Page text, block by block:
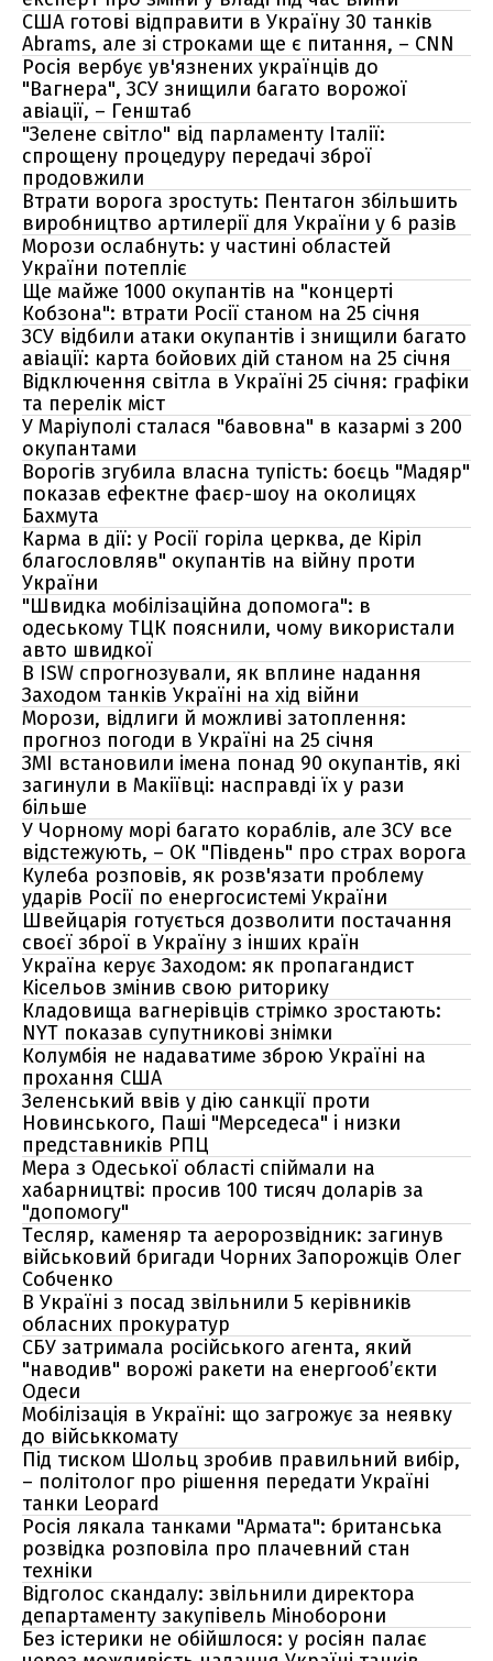
США готові відправити в Україну 30 танків
Abrams, але зі строками ще є питання, – CNN
Росія вербує ув'язнених українців до
"Вагнера", ЗСУ знищили багато ворожої
авіації, – Генштаб
"Зелене світло" від парламенту Італії:
спрощену процедуру передачі зброї
продовжили
Втрати ворога зростуть: Пентагон збільшить
виробництво артилерії для України у 6 разів
Морози ослабнуть: у частині областей
України потепліє
Ще майже 1000 окупантів на "концерті
Кобзона": втрати Росії станом на 25 січня
ЗСУ відбили атаки окупантів і знищили багато
авіації: карта бойових дій станом на 25 січня
Відключення світла в Україні 25 січня: графіки
та перелік міст
У Маріуполі сталася "бавовна" в казармі з 200
окупантами
Ворогів згубила власна тупість: боєць "Мадяр"
показав ефектне фаєр-шоу на околицях
Бахмута
Карма в дії: у Росії горіла церква, де Кіріл
благословляв" окупантів на війну проти
України
"Швидка мобілізаційна допомога": в
одеському ТЦК пояснили, чому використали
авто швидкої
В ISW спрогнозували, як вплине надання
Заходом танків Україні на хід війни
Морози, відлиги й можливі затоплення:
прогноз погоди в Україні на 25 січня
ЗМІ встановили імена понад 90 окупантів, які
загинули в Макіївці: насправді їх у рази
більше
У Чорному морі багато кораблів, але ЗСУ все
відстежують, – ОК "Південь" про страх ворога
Кулеба розповів, як розв'язати проблему
ударів Росії по енергосистемі України
Швейцарія готується дозволити постачання
своєї зброї в Україну з інших країн
Україна керує Заходом: як пропагандист
Кісельов змінив свою риторику
Кладовища вагнерівців стрімко зростають:
NYT показав супутникові знімки
Колумбія не надаватиме зброю Україні на
прохання США
Зеленський ввів у дію санкції проти
Новинського, Паші "Мерседеса" і низки
представників РПЦ
Мера з Одеської області спіймали на
хабарництві: просив 100 тисяч доларів за
"допомогу"
Тесляр, каменяр та аеророзвідник: загинув
військовий бригади Чорних Запорожців Олег
Собченко
В Україні з посад звільнили 5 керівників
обласних прокуратур
СБУ затримала російського агента, який
"наводив" ворожі ракети на енергооб’єкти
Одеси
Мобілізація в Україні: що загрожує за неявку
до військкомату
Під тиском Шольц зробив правильний вибір,
– політолог про рішення передати Україні
танки Leopard
Росія лякала танками "Армата": британська
розвідка розповіла про плачевний стан
техніки
Відголос скандалу: звільнили директора
департаменту закупівель Міноборони
Без істерики не обійшлося: у росіян палає